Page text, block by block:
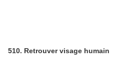
510. Retrouver visage humain